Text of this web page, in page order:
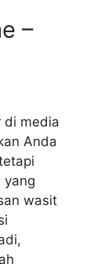
–
di media
Anda
yang
wasit